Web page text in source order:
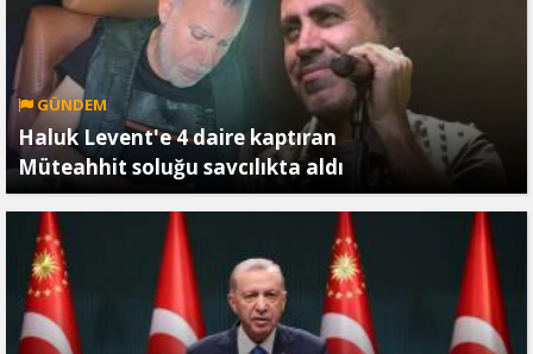
GÜNDEM
Haluk Levent'e 4 daire kaptıran
Müteahhit soluğu savcılıkta aldı